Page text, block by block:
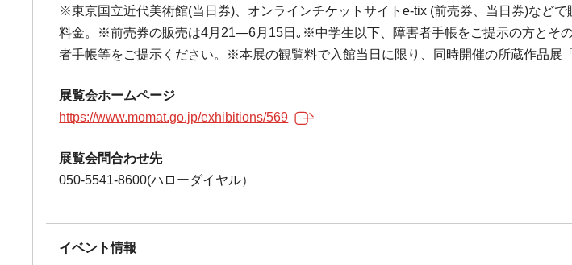
※東京国立近代美術館(当日券)、オンラインチケットサイトe-tix (前売券、当日券)な
料金。※前売券の販売は4月21―6月15日｡※中学生以下、障害者手帳をご提示の方とそ
者手帳等をご提示ください。※本展の観覧料で入館当日に限り、同時開催の所蔵作品展
展覧会ホームページ
https://www.momat.go.jp/exhibitions/569
展覧会問合わせ先
050-5541-8600(ハローダイヤル）
イベント情報